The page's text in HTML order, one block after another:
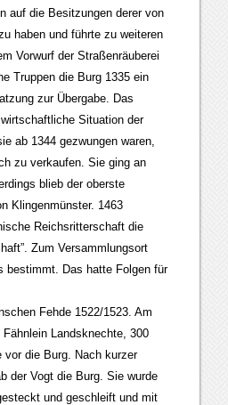
auf die Besitzungen derer von
haben und führte zu weiteren
Vorwurf der Straßenräuberei
Truppen die Burg 1335 ein
zur Übergabe. Das
Situation der
ab 1344 gezwungen waren,
zu verkaufen. Sie ging an
blieb der oberste
Klingenmünster. 1463
Reichsritterschaft die
Zum Versammlungsort
bestimmt. Das hatte Folgen für
Fehde 1522/1523. Am
Landsknechte, 300
vor die Burg. Nach kurzer
der Vogt die Burg. Sie wurde
und geschleift und mit